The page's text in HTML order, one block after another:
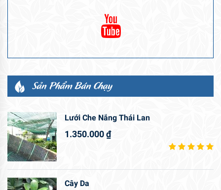
Sản Phẩm Bán Chạy
Lưới Che Nắng Thái Lan
1.350.000₫
Cây Da